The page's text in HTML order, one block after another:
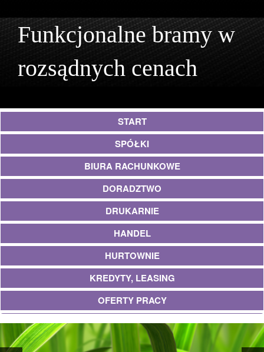
Funkcjonalne bramy w
rozsądnych cenach
START
SPÓŁKI
BIURA RACHUNKOWE
DORADZTWO
DRUKARNIE
HANDEL
HURTOWNIE
KREDYTY, LEASING
OFERTY PRACY
UBEZPIECZENIA
EKOLOGIA